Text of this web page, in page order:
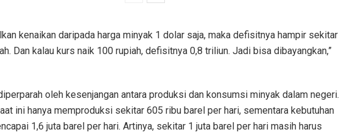
kenaikan daripada harga minyak 1 dolar saja, maka defisitnya hampir sekitar
Dan kalau kurs naik 100 rupiah, defisitnya 0,8 triliun. Jadi bisa dibayangkan,”
oleh kesenjangan antara produksi dan konsumsi minyak dalam negeri.
ini hanya memproduksi sekitar 605 ribu barel per hari, sementara kebutuhan
1,6 juta barel per hari. Artinya, sekitar 1 juta barel per hari masih harus